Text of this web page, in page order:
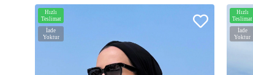
İade
Yoktur
Hızlı
Teslimat
İade
Yoktur
Hızlı
Teslimat